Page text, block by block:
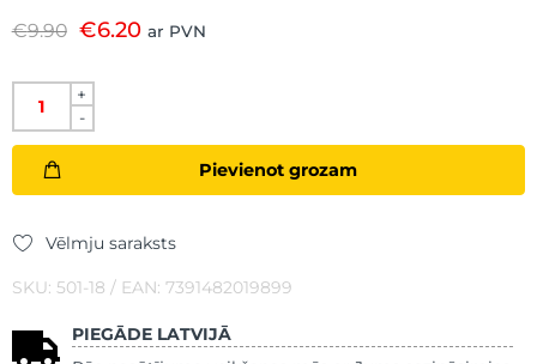
€9.90 €6.20 ar PVN
+
-
Pievienot grozam
Vēlmju saraksts
SKU: 501-18 / EAN: 7391482019899
PIEGĀDE LATVIJĀ